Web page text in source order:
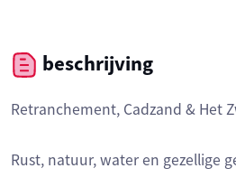
beschrijving
Retranchement, Cadzand & Het
Rust, natuur, water en gezellige